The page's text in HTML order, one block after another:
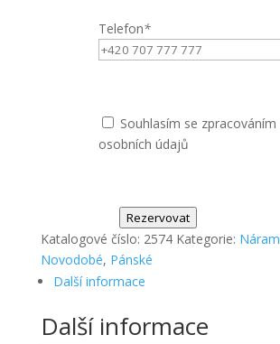
Telefon*
Souhlasím se zpracováním
osobních údajů
Rezervovat
Katalogové číslo: 2574 Kategorie:
Novodobé, Pánské
Další informace
Další informace